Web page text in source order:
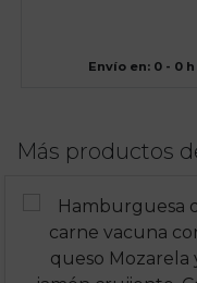
Envío en: 0 - 0 h
Más productos